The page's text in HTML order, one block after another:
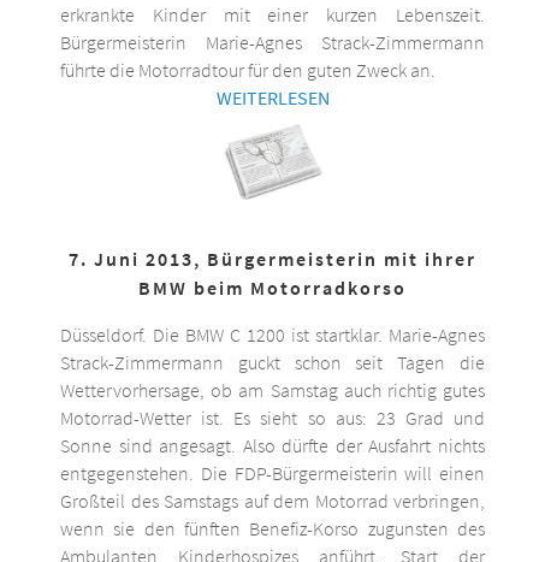
erkrankte Kinder mit einer kurzen Lebenszeit.
Bürgermeisterin Marie-Agnes Strack-Zimmermann
führte die Motorradtour für den guten Zweck an.
WEITERLESEN
7. Juni 2013, Bürgermeisterin mit ihrer
BMW beim Motorradkorso
Düsseldorf. Die BMW C 1200 ist startklar. Marie-Agnes
Strack-Zimmermann guckt schon seit Tagen die
Wettervorhersage, ob am Samstag auch richtig gutes
Motorrad-Wetter ist. Es sieht so aus: 23 Grad und
Sonne sind angesagt. Also dürfte der Ausfahrt nichts
entgegenstehen. Die FDP-Bürgermeisterin will einen
Großteil des Samstags auf dem Motorrad verbringen,
wenn sie den fünften Benefiz-Korso zugunsten des
Ambulanten Kinderhospizes anführt. Start der